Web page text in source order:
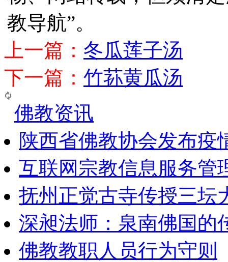
教导航”。
上一篇： 冬瓜莲子汤
下一篇： 竹荪黄瓜汤
佛教资讯
陕西省佛教协会发布疫
互联网宗教信息服务管
抚州正觉古寺传授三坛
深昶法师：泉南佛国的
佛教教职人员行为守则